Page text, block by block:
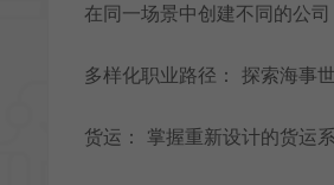
在同一场景中创建不同的公司
多样化职业路径： 探索海事
货运： 掌握重新设计的货运